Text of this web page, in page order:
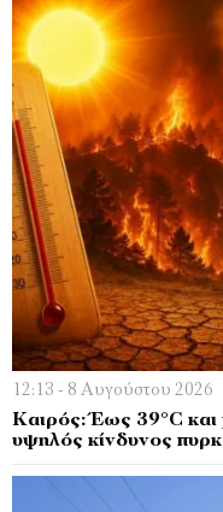
12:13 - 8 Αυγούστου 2026
Καιρός: Έως 39°C
υψηλός κίνδυνος